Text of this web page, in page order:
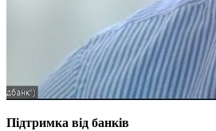
Підтримка від банків